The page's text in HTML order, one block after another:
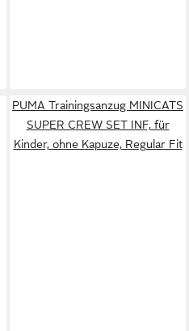
PUMA Trainingsanzug MINICATS
SUPER CREW SET INF, für
Kinder, ohne Kapuze, Regular Fit